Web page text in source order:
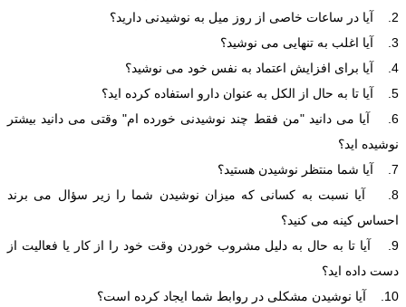
2. آیا در ساعات خاصی از روز میل به نوشیدنی دارید؟
3. آیا اغلب به تنهایی می نوشید؟
4. آیا برای افزایش اعتماد به نفس خود می نوشید؟
5. آیا تا به حال از الکل به عنوان دارو استفاده کرده اید؟
6. آیا می دانید "من فقط چند نوشیدنی خورده ام" وقتی می دانید بیشتر
نوشیده اید؟
7. آیا شما منتظر نوشیدن هستید؟
8. آیا نسبت به کسانی که میزان نوشیدن شما را زیر سؤال می برند
احساس کینه می کنید؟
9. آیا تا به حال به دلیل مشروب خوردن وقت خود را از کار یا فعالیت از
دست داده اید؟
10. آیا نوشیدن مشکلی در روابط شما ایجاد کرده است؟